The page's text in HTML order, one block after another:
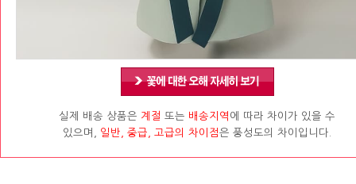
실제 배송 상품은 계절 또는 배송지역 에 따라 차이가 있을 수
있으며, 일반, 중급, 고급의 차이점은 풍성도의 차이입니다.